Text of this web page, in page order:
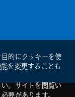
的にクッキーを使
を変更することも
。サイトを閲覧い
要があります。